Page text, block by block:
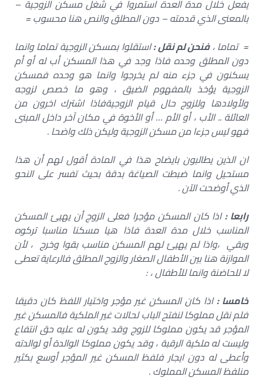
يفعل خلال مدة العدة استمروا في شغل مسكن الزوجية –
بالمعنى الذي قدمته – دون المطلق والنص هنا محسوب =
= تماما ،فنحن لم نقل :استقلوا بمسكن الزوجية تماما وانما
دون المطلق وحده فاذا وجد في هذا المسكن أب له أو أم
يسكنون في جزء منه لم يخرجوا وانما هو وحده فمسكن
الزوجية يؤخذ بالمفهوم الضيق ، وهو ما خصص لزوجه
ولأولادها وللزوج حال قيام الزوجيةفاذا اشترك اخرون من
العائلة .. الأب ، أو الأم … أو الأخوة في مكان آخر داخل المبنى
فهو ليس جزءا من مسکن الزوجية وليكن ذلك واضحا .
ان الذين يطالبون بايضاح هذا في المادة أقول لهم أن هذا
مستحيل وانما ضبطت الصياغة بدقة بحيث تفسر على النحو
الذي أوضحت الآن .
رابعا :اذا كان المسكن مؤجرا فعلى الزوج أن يهيئ المسكن
المناسب خلال مدة العدة فاذا هيا مسكنا مناسبا تركوه
وبقي ،واذا لم يهيئ لهم المسكن مناسب بقوا وخرج ، لأن
الموازنة هنا بين الأطفال الصغار والزوج المطلق فالرعاية تعطى
لا للحاضنة وانما للأطفال ، :
خامسا :اذا كان المسكن غير مؤجر واختيار اللفظ كان دقيقا
فلم نقل مملوكا لنفتح الباب لحالات غير الملكية فالمسكن غير
المؤجر قد يكون مملوكا للزوج وقد يكون له عليه حق انتفاع
وليست له ملكية الرقبة ، وقد يكون مملوكا الوالدة أو لوالدته
وأعطى له دون ايجار فلفظ المسكن غير المؤجر أوسع بكثير
منلفظ المسكن المملوك .